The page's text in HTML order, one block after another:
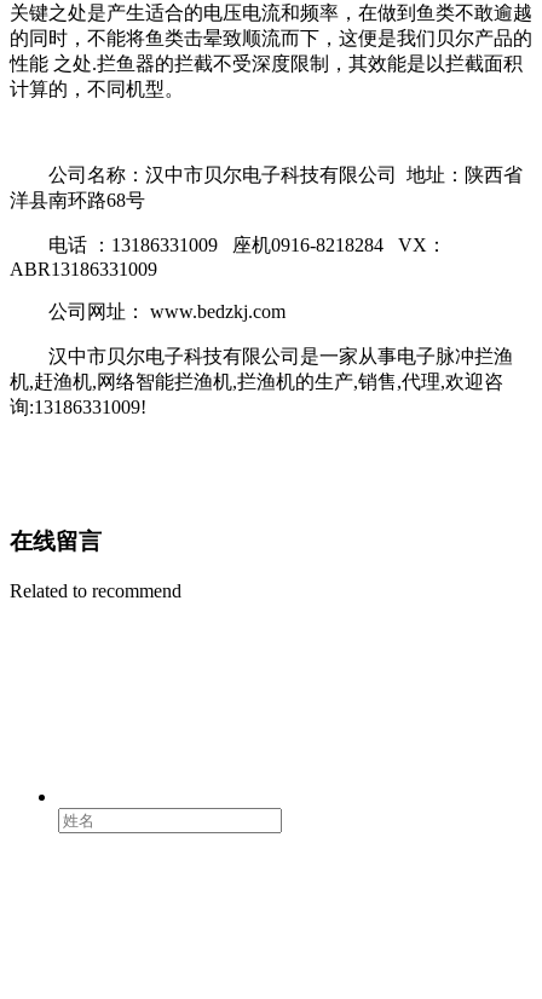
关键之处是产生适合的电压电流和频率，在做到鱼类不敢逾越
的同时，不能将鱼类击晕致顺流而下，这便是我们贝尔产品的
性能 之处.拦鱼器的拦截不受深度限制，其效能是以拦截面积
计算的，不同机型。
公司名称：汉中市贝尔电子科技有限公司 地址：陕西省
洋县南环路68号
电话 ：13186331009 座机0916-8218284 VX：
ABR13186331009
公司网址： www.bedzkj.com
汉中市贝尔电子科技有限公司是一家从事电子脉冲拦渔
机,赶渔机,网络智能拦渔机,拦渔机的生产,销售,代理,欢迎咨
询:13186331009!
在线留言
Related to recommend